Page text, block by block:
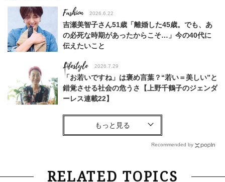
Fashion 2026.6.22
吉瀬美智子さん51歳「離婚した45歳。でも、あ
の必死な時期があったからこそ…」今の40代に
伝えたいこと
Lifestyle 2026.7.29
「お若いですね」は褒め言葉？“若い＝美しい”と
錯覚させる社会の危うさ【上野千鶴子のジェンダ
ーレス連載22】
Fashion
中村ゆりさん「40代になり、やっと“仕事以外の
Fashion 2026.7.16
Recommended by
RELATED TOPICS